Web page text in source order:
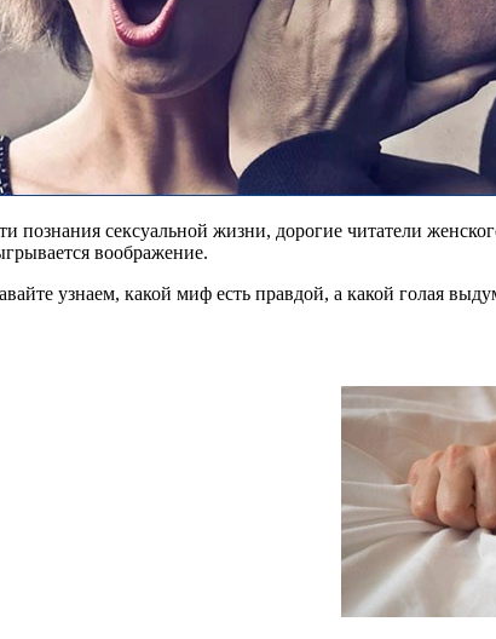
познания сексуальной жизни, дорогие читатели
воображение.
узнаем, какой миф есть правдой, а какой голая